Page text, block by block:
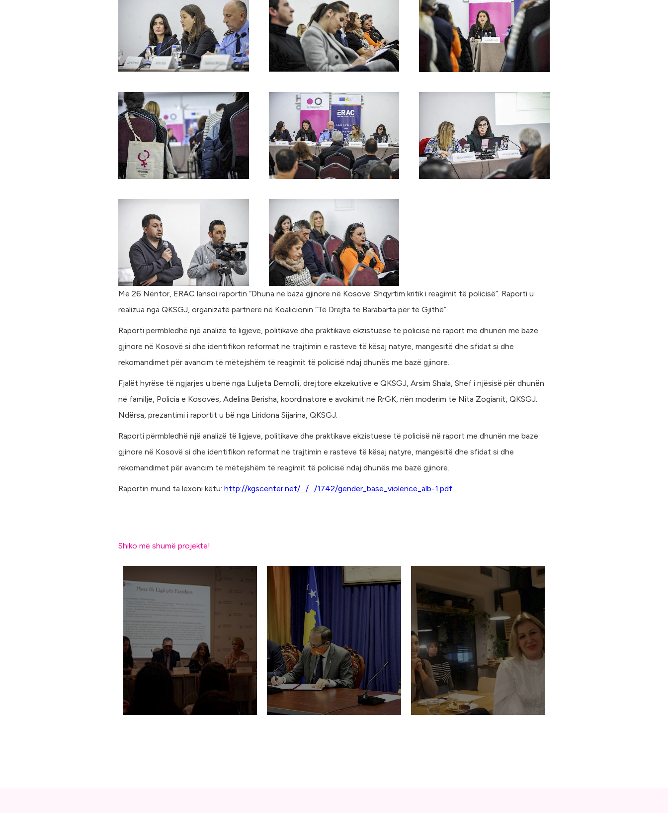
Me 26 Nëntor, ERAC lansoi raportin “Dhuna në baza gjinore në Kosovë: Shqyrtim kritik i reagimit të policisë”. Raporti u
realizua nga QKSGJ, organizatë partnere në Koalicionin “Të Drejta të Barabarta për të Gjithë”.
Raporti përmbledhë një analizë të ligjeve, politikave dhe praktikave ekzistuese të policisë në raport me dhunën me bazë
gjinore në Kosovë si dhe identifikon reformat në trajtimin e rasteve të kësaj natyre, mangësitë dhe sfidat si dhe
rekomandimet për avancim të mëtejshëm të reagimit të policisë ndaj dhunës me bazë gjinore.
Fjalët hyrëse të ngjarjes u bënë nga Luljeta Demolli, drejtore ekzekutive e QKSGJ, Arsim Shala, Shef i njësisë për dhunën
në familje, Policia e Kosovës, Adelina Berisha, koordinatore e avokimit në RrGK, nën moderim të Nita Zogianit, QKSGJ.
Ndërsa, prezantimi i raportit u bë nga Liridona Sijarina, QKSGJ.
Raporti përmbledhë një analizë të ligjeve, politikave dhe praktikave ekzistuese të policisë në raport me dhunën me bazë
gjinore në Kosovë si dhe identifikon reformat në trajtimin e rasteve të kësaj natyre, mangësitë dhe sfidat si dhe
rekomandimet për avancim të mëtejshëm të reagimit të policisë ndaj dhunës me bazë gjinore.
Raportin mund ta lexoni këtu: http://kgscenter.net/…/…/1742/gender_base_violence_alb-1.pdf
Shiko më shumë projekte!